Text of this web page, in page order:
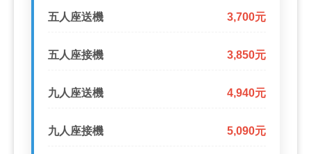
五人座送機 3,700元
五人座接機 3,850元
九人座送機 4,940元
九人座接機 5,090元